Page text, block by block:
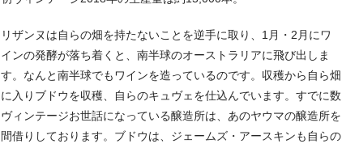
リザンヌは自らの畑を持たないことを逆手に取り、1月・2月にワ
インの発酵が落ち着くと、南半球のオーストラリアに飛び出しま
す。なんと南半球でもワインを造っているのです。収穫から自ら畑
に入りブドウを収穫、自らのキュヴェを仕込んでいます。すでに数
ヴィンテージお世話になっている醸造所は、あのヤウマの醸造所を
間借りしております。ブドウは、ジェームズ・アースキンも自らの